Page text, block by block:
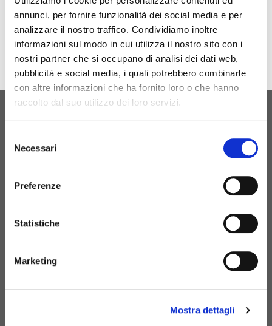
annunci, per fornire funzionalità dei social media e per
analizzare il nostro traffico. Condividiamo inoltre
informazioni sul modo in cui utilizza il nostro sito con i
nostri partner che si occupano di analisi dei dati web,
pubblicità e social media, i quali potrebbero combinarle
con altre informazioni che ha fornito loro o che hanno
raccolto dal suo utilizzo dei loro servizi.
delNecessari
Preferenze
Statistiche
Marketing
Mostra dettagli
Download
CONTATTACI
+39 081 506 2506
S.S. APPIA KM 192,500 – 81052
PIGNATARO MAGGIORE (CE)